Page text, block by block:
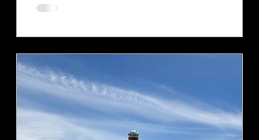
niezawodnie wiózł mnie w kierunku
esencja rowerowej wyprawy przez
Amerykę Południową – momenty,
których nie da się zaplanować,
często poprzedzone kryzysem. 🇵🇱